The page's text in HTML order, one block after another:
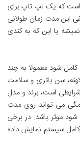
است که یک لپ تاپ برای
این مدت زمان طولانی
یا این که به کندی
شود معمولا به چند
سن باتری و سلامت
است، برند و مدل
می تواند روی مدت
موثر باشد. در برخی
سیستم نمایش داده